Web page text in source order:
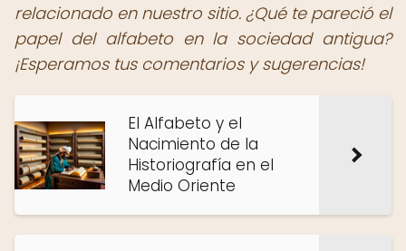
relacionado en nuestro sitio. ¿Qué te pareció el
papel del alfabeto en la sociedad antigua?
¡Esperamos tus comentarios y sugerencias!
El Alfabeto y el
Nacimiento de la
Historiografía en el
Medio Oriente